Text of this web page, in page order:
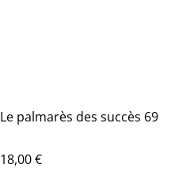
Le palmarès des succès 69
18,00 €